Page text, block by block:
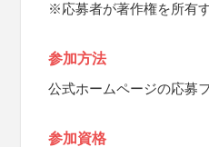
※応募者が著作権を所有
参加方法
公式ホームページの応募
参加資格